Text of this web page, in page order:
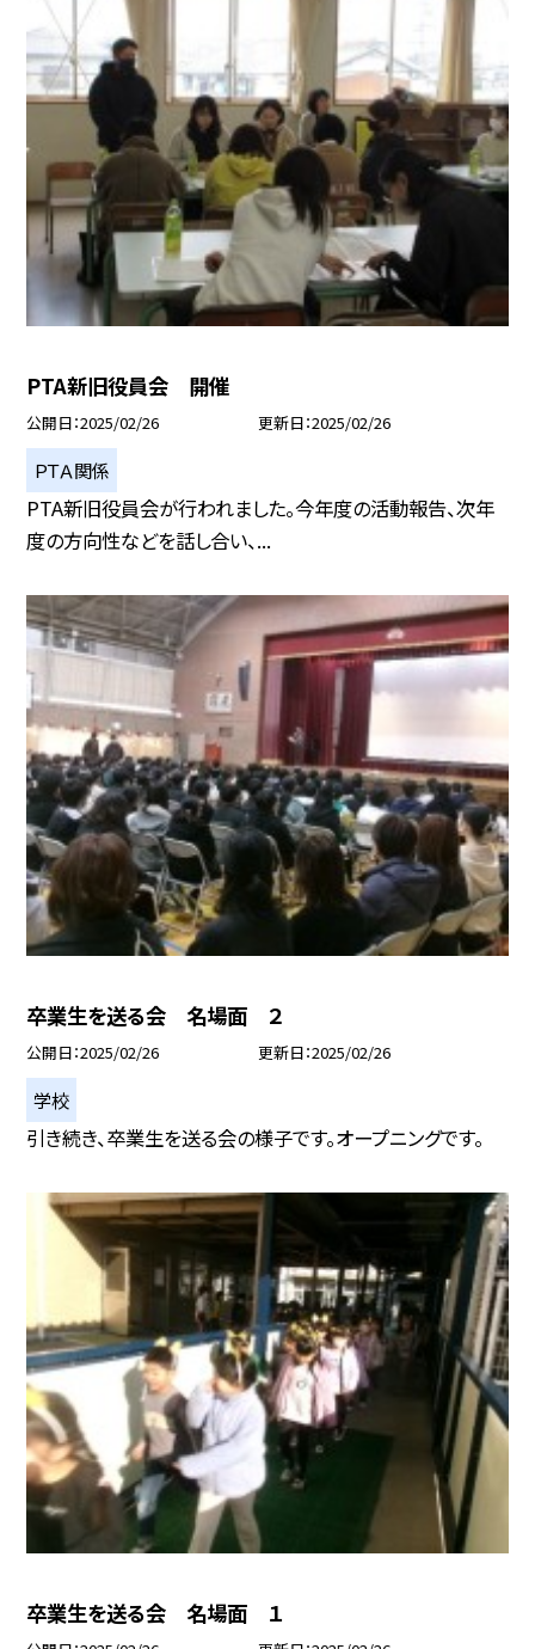
PTA新旧役員会 開催
公開日 2025/02/26 更新日 2025/02/26
ＰＴＡ関係
PTA新旧役員会が行われました。今年度の活動報告、次年
度の方向性などを話し合い、...
卒業生を送る会 名場面 ２
公開日 2025/02/26 更新日 2025/02/26
学校
引き続き、卒業生を送る会の様子です。オープニングです。
卒業生を送る会 名場面 １